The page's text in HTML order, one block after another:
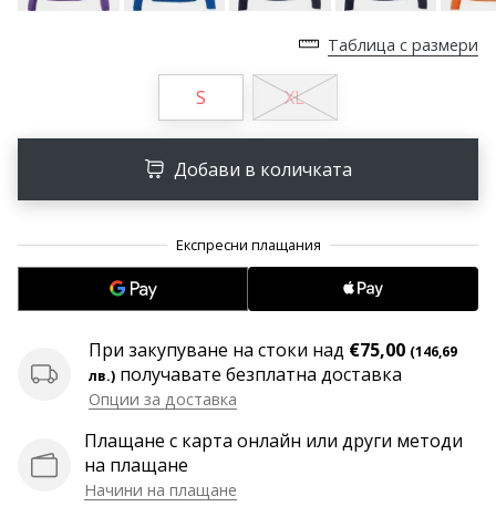
WeplayVolleyball
ли
блог,
дискусионен
Накарайте
ги
приходи.
…
Таблица с размери
S XL
Добави в количката
При закупуване на стоки над €75,00 (146,69
лв.) получавате безплатна доставка
Опции за доставка
Плащане с карта онлайн или други методи
на плащане
Начини на плащане